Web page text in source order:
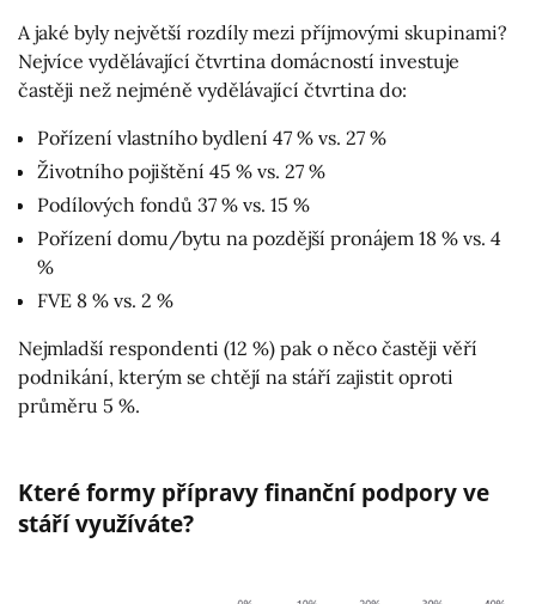
A jaké byly největší rozdíly mezi příjmovými skupinami?
Nejvíce vydělávající čtvrtina domácností investuje
častěji než nejméně vydělávající čtvrtina do:
Pořízení vlastního bydlení 47 % vs. 27 %
Životního pojištění 45 % vs. 27 %
Podílových fondů 37 % vs. 15 %
Pořízení domu/bytu na pozdější pronájem 18 % vs. 4
%
FVE 8 % vs. 2 %
Nejmladší respondenti (12 %) pak o něco častěji věří
podnikání, kterým se chtějí na stáří zajistit oproti
průměru 5 %.
Které formy přípravy finanční podpory ve
stáří využíváte?